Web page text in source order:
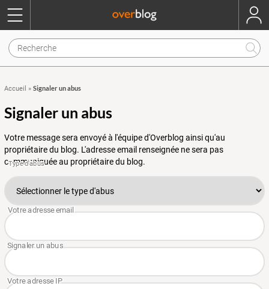
Accueil » Signaler un abus
Signaler un abus
Votre message sera envoyé à l'équipe d'Overblog ainsi qu'au
propriétaire du blog. L'adresse email renseignée ne sera pas
communiquée au propriétaire du blog.